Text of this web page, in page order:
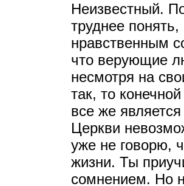
Неизвестный.
труднее
нравственным
что верующие
несмотря на
так, то
все же
Церкви
уже не говорю,
жизни. Ты
сомнением. Но